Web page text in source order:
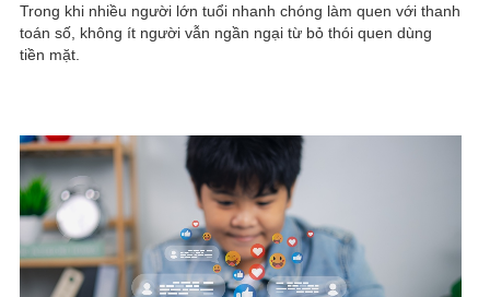
Trong khi nhiều người lớn tuổi nhanh chóng làm quen với thanh
toán số, không ít người vẫn ngần ngại từ bỏ thói quen dùng
tiền mặt.